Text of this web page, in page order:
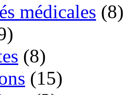
médicales (8)
(8)
(15)